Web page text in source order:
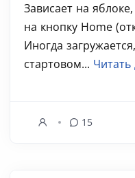
Зависает на
на кнопку Home
Иногда
стартовом... Читать
15